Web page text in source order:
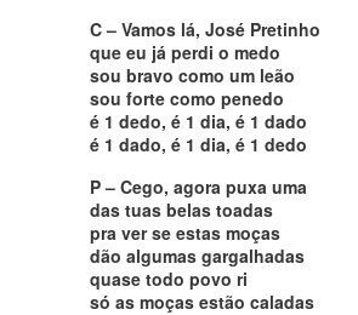
C – Vamos lá, José Pretinho
que eu já perdi o medo
sou bravo como um leão
sou forte como penedo
é 1 dedo, é 1 dia, é 1 dado
é 1 dado, é 1 dia, é 1 dedo
P – Cego, agora puxa uma
das tuas belas toadas
pra ver se estas moças
dão algumas gargalhadas
quase todo povo ri
só as moças estão caladas